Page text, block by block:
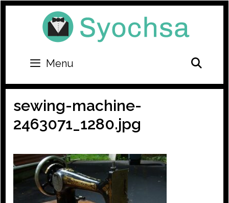
content
Menu
sewing-machine-
2463071_1280.jpg